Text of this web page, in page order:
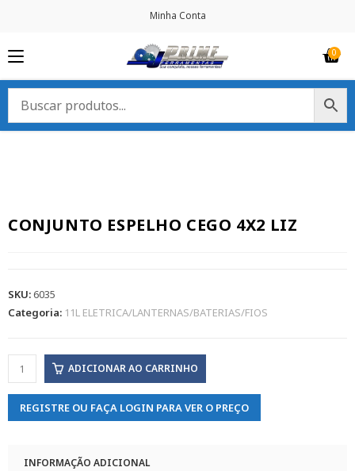
Minha Conta
CONJUNTO ESPELHO CEGO 4X2 LIZ
SKU:6035
Categoria: 11L ELETRICA/LANTERNAS/BATERIAS/FIOS
ADICIONAR AO CARRINHO
REGISTRE OU FAÇA LOGIN PARA VER O PREÇO
INFORMAÇÃO ADICIONAL